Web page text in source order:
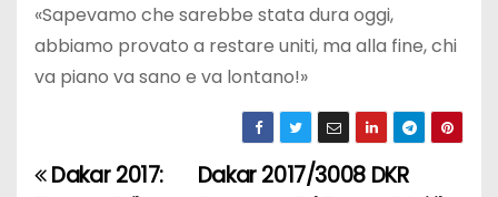
«Sapevamo che sarebbe stata dura oggi,
abbiamo provato a restare uniti, ma alla fine, chi
va piano va sano e va lontano!»
N
Dakar 2017/3008 DKR
Dakar 2017: